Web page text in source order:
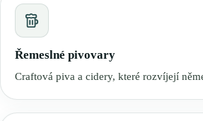
Řemeslné pivovary
Craftová piva a cidery, které rozvíjejí